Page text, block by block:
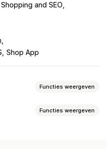
and SEO
Shop App
Functies weergeven
Functies weergeven